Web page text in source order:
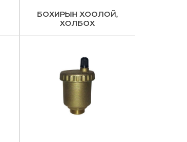
БОХИРЫН ХООЛОЙ,
ХОЛБОХ